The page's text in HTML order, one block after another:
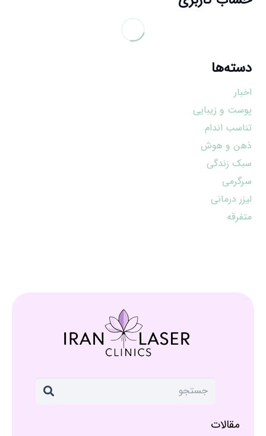
دسته‌ها
اخبار
پوست و زیبایی
تناسب اندام
ذهن و هوش
سبک زندگی
سرگرمی
لیزر درمانی
متفرقه
مقالات